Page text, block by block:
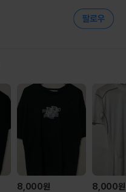
8,000원 8,000원